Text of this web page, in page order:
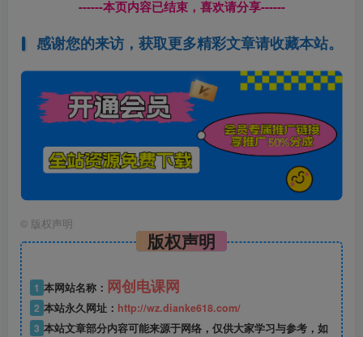
------本页内容已结束，喜欢请分享------
感谢您的来访，获取更多精彩文章请收藏本站。
© 版权声明
版权声明
1 本网站名称： 网创电课网
2 本站永久网址： http://wz.dianke618.com/
3 本站文章部分内容可能来源于网络，仅供大家学习与参考，如